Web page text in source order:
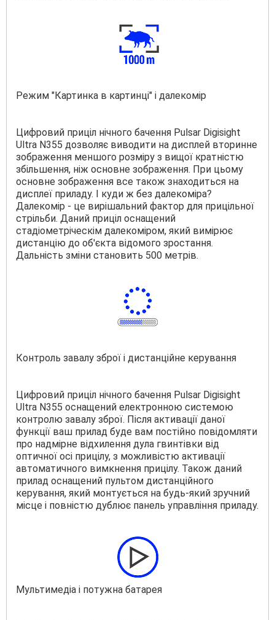
Режим "Картинка в картинці" і далекомір
Цифровий приціл нічного бачення Pulsar Digisight
Ultra N355 дозволяє виводити на дисплей вторинне
зображення меншого розміру з вищої кратністю
збільшення, ніж основне зображення. При цьому
основне зображення все також знаходиться на
дисплеї приладу. І куди ж без далекоміра?
Далекомір - це вирішальний фактор для прицільної
стрільби. Даний приціл оснащений
стадіометріческім далекоміром, який вимірює
дистанцію до об'єкта відомого зростання.
Дальність зміни становить 500 метрів.
Контроль завалу зброї і дистанційне керування
Цифровий приціл нічного бачення Pulsar Digisight
Ultra N355 оснащений електронною системою
контролю завалу зброї. Після активації даної
функції ваш прилад буде вам постійно повідомляти
про надмірне відхилення дула гвинтівки від
оптичної осі прицілу, з можливістю активації
автоматичного вимкнення прицілу. Також даний
прилад оснащений пультом дистанційного
керування, який монтується на будь-який зручний
місце і повністю дублює панель управління приладу.
Мультимедіа і потужна батарея